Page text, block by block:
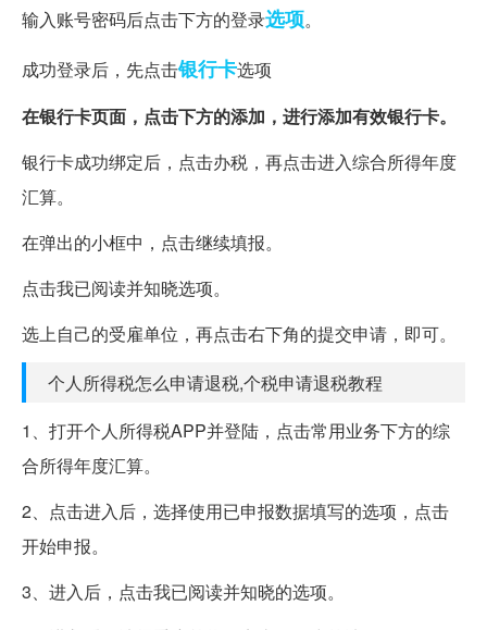
输入账号密码后点击下方的登录选项。
成功登录后，先点击银行卡选项
在银行卡页面，点击下方的添加，进行添加有效银行卡。
银行卡成功绑定后，点击办税，再点击进入综合所得年度
汇算。
在弹出的小框中，点击继续填报。
点击我已阅读并知晓选项。
选上自己的受雇单位，再点击右下角的提交申请，即可。
个人所得税怎么申请退税,个税申请退税教程
1、打开个人所得税APP并登陆，点击常用业务下方的综
合所得年度汇算。
2、点击进入后，选择使用已申报数据填写的选项，点击
开始申报。
3、进入后，点击我已阅读并知晓的选项。